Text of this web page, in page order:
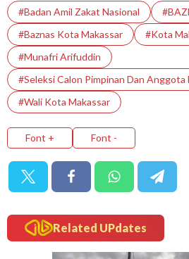
#Badan Amil Zakat Nasional
#Baznas Kota Makassar
#Kota
#Munafri Arifuddin
#Seleksi Calon Pimpinan Dan Anggota
#Wali Kota Makassar
Font + Font -
Related UPdates